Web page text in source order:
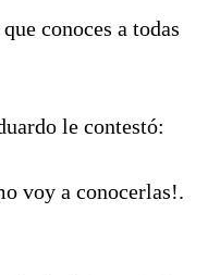
conoces a todas
le contestó:
voy a conocerlas!.